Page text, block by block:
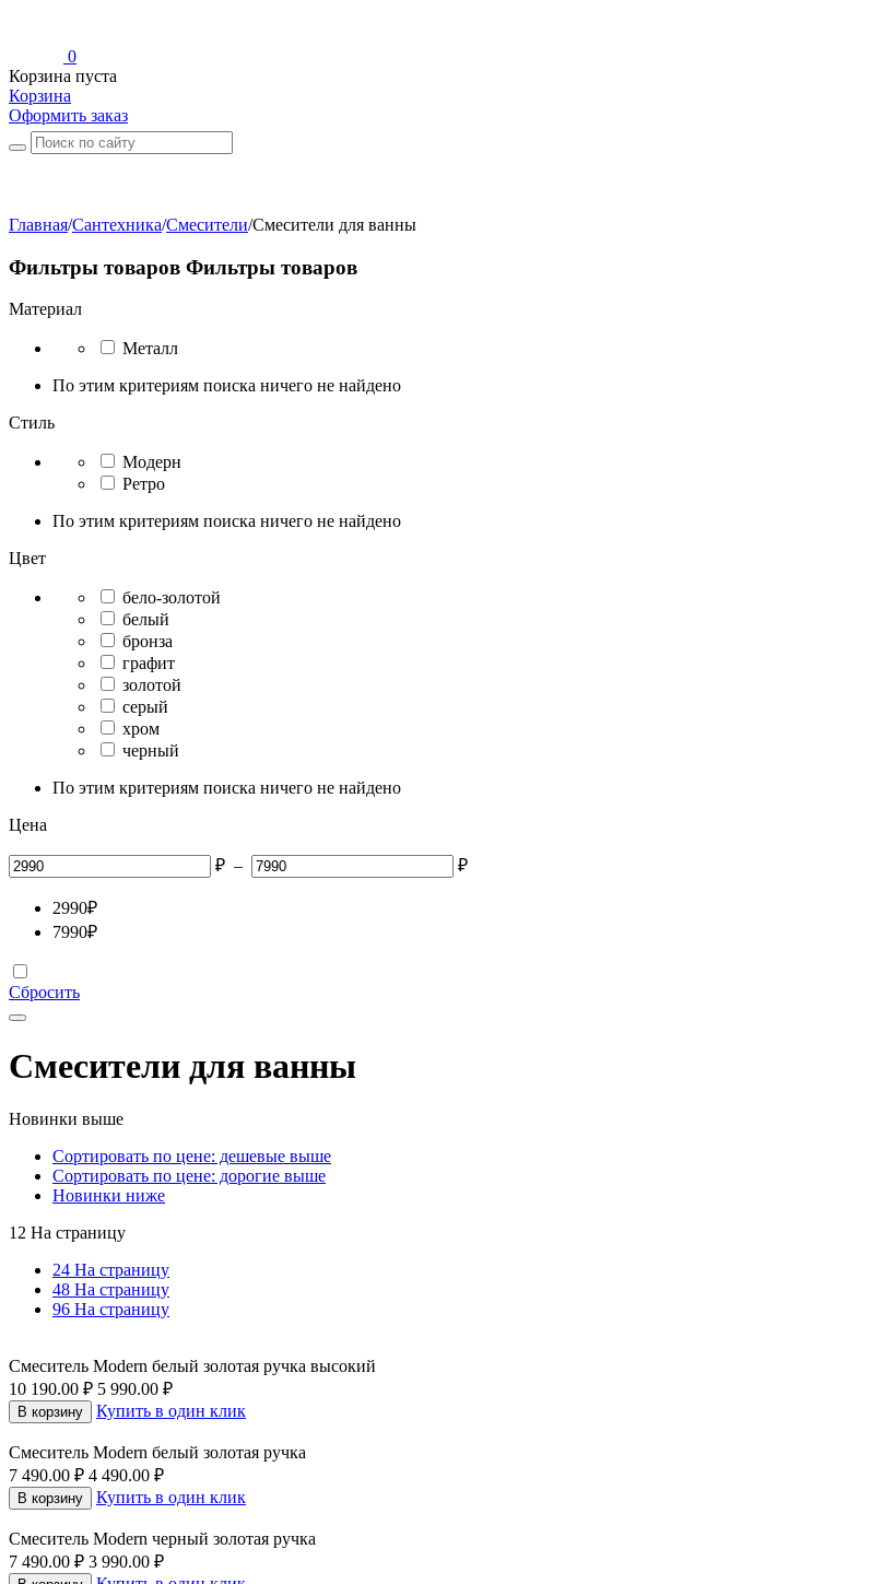
0
Корзина пуста
Корзина
Оформить заказ
Главная/Сантехника/Смесители/Смесители для ванны
Фильтры товаров Фильтры товаров
Материал
Металл
По этим критериям поиска ничего не найдено
Стиль
Модерн
Ретро
По этим критериям поиска ничего не найдено
Цвет
бело-золотой
белый
бронза
графит
золотой
серый
хром
черный
По этим критериям поиска ничего не найдено
Цена
₽ – ₽
2990₽
7990₽
Сбросить
Смесители для ванны
Новинки выше
Сортировать по цене: дешевые выше
Сортировать по цене: дорогие выше
Новинки ниже
12 На страницу
24 На страницу
48 На страницу
96 На страницу
Смеситель Modern белый золотая ручка высокий
10 190.00 ₽ 5 990.00 ₽
В корзину Купить в один клик
Смеситель Modern белый золотая ручка
7 490.00 ₽ 4 490.00 ₽
В корзину Купить в один клик
Смеситель Modern черный золотая ручка
7 490.00 ₽ 3 990.00 ₽